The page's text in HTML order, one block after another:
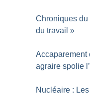
Chroniques du
du travail »
Accaparement
agraire spolie
Nucléaire :